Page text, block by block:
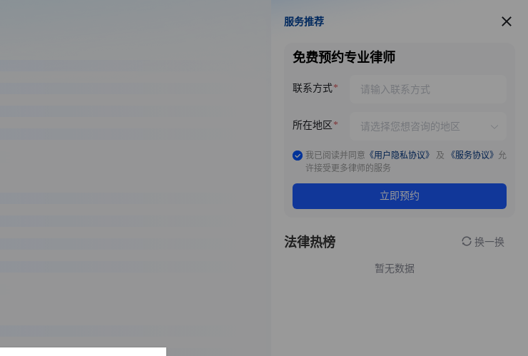
服务推荐
服务推荐
免费预约专业律师
联系方式
所在地区
我已阅读并同意 《用户隐私协议》 及 《服务协议》 允
许接受更多律师的服务
立即预约
法律热榜 换一换
暂无数据